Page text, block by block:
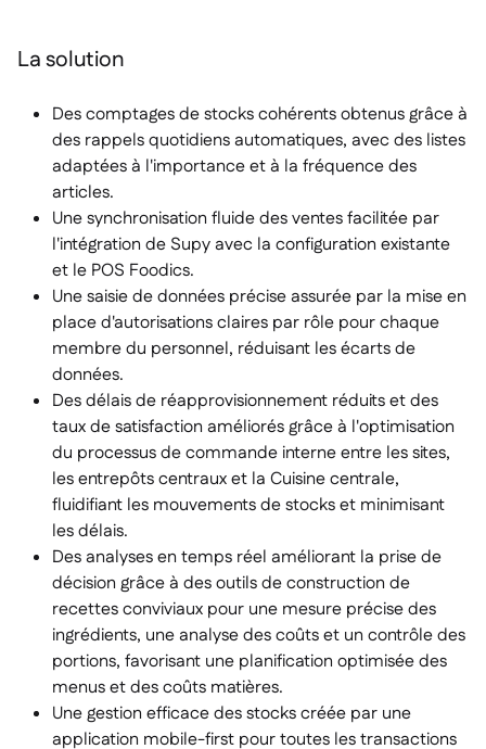
La solution
Des comptages de stocks cohérents obtenus grâce à
des rappels quotidiens automatiques, avec des listes
adaptées à l'importance et à la fréquence des
articles.
Une synchronisation fluide des ventes facilitée par
l'intégration de Supy avec la configuration existante
et le POS Foodics.
Une saisie de données précise assurée par la mise en
place d'autorisations claires par rôle pour chaque
membre du personnel, réduisant les écarts de
données.
Des délais de réapprovisionnement réduits et des
taux de satisfaction améliorés grâce à l'optimisation
du processus de commande interne entre les sites,
les entrepôts centraux et la Cuisine centrale,
fluidifiant les mouvements de stocks et minimisant
les délais.
Des analyses en temps réel améliorant la prise de
décision grâce à des outils de construction de
recettes conviviaux pour une mesure précise des
ingrédients, une analyse des coûts et un contrôle des
portions, favorisant une planification optimisée des
menus et des coûts matières.
Une gestion efficace des stocks créée par une
application mobile-first pour toutes les transactions